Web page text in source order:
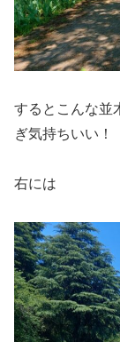
するとこんな並
ぎ気持ちいい！
右には